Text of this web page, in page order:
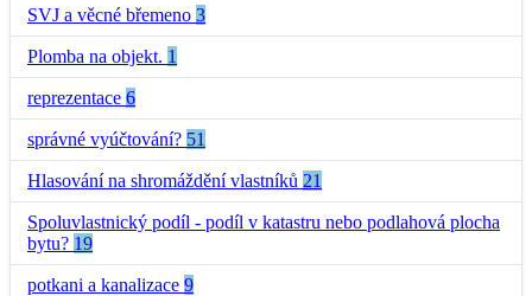
SVJ a věcné břemeno 3
Plomba na objekt. 1
reprezentace 6
správné vyúčtování? 51
Hlasování na shromáždění vlastníků 21
Spoluvlastnický podíl - podíl v katastru nebo podlahová plocha
bytu? 19
potkani a kanalizace 9